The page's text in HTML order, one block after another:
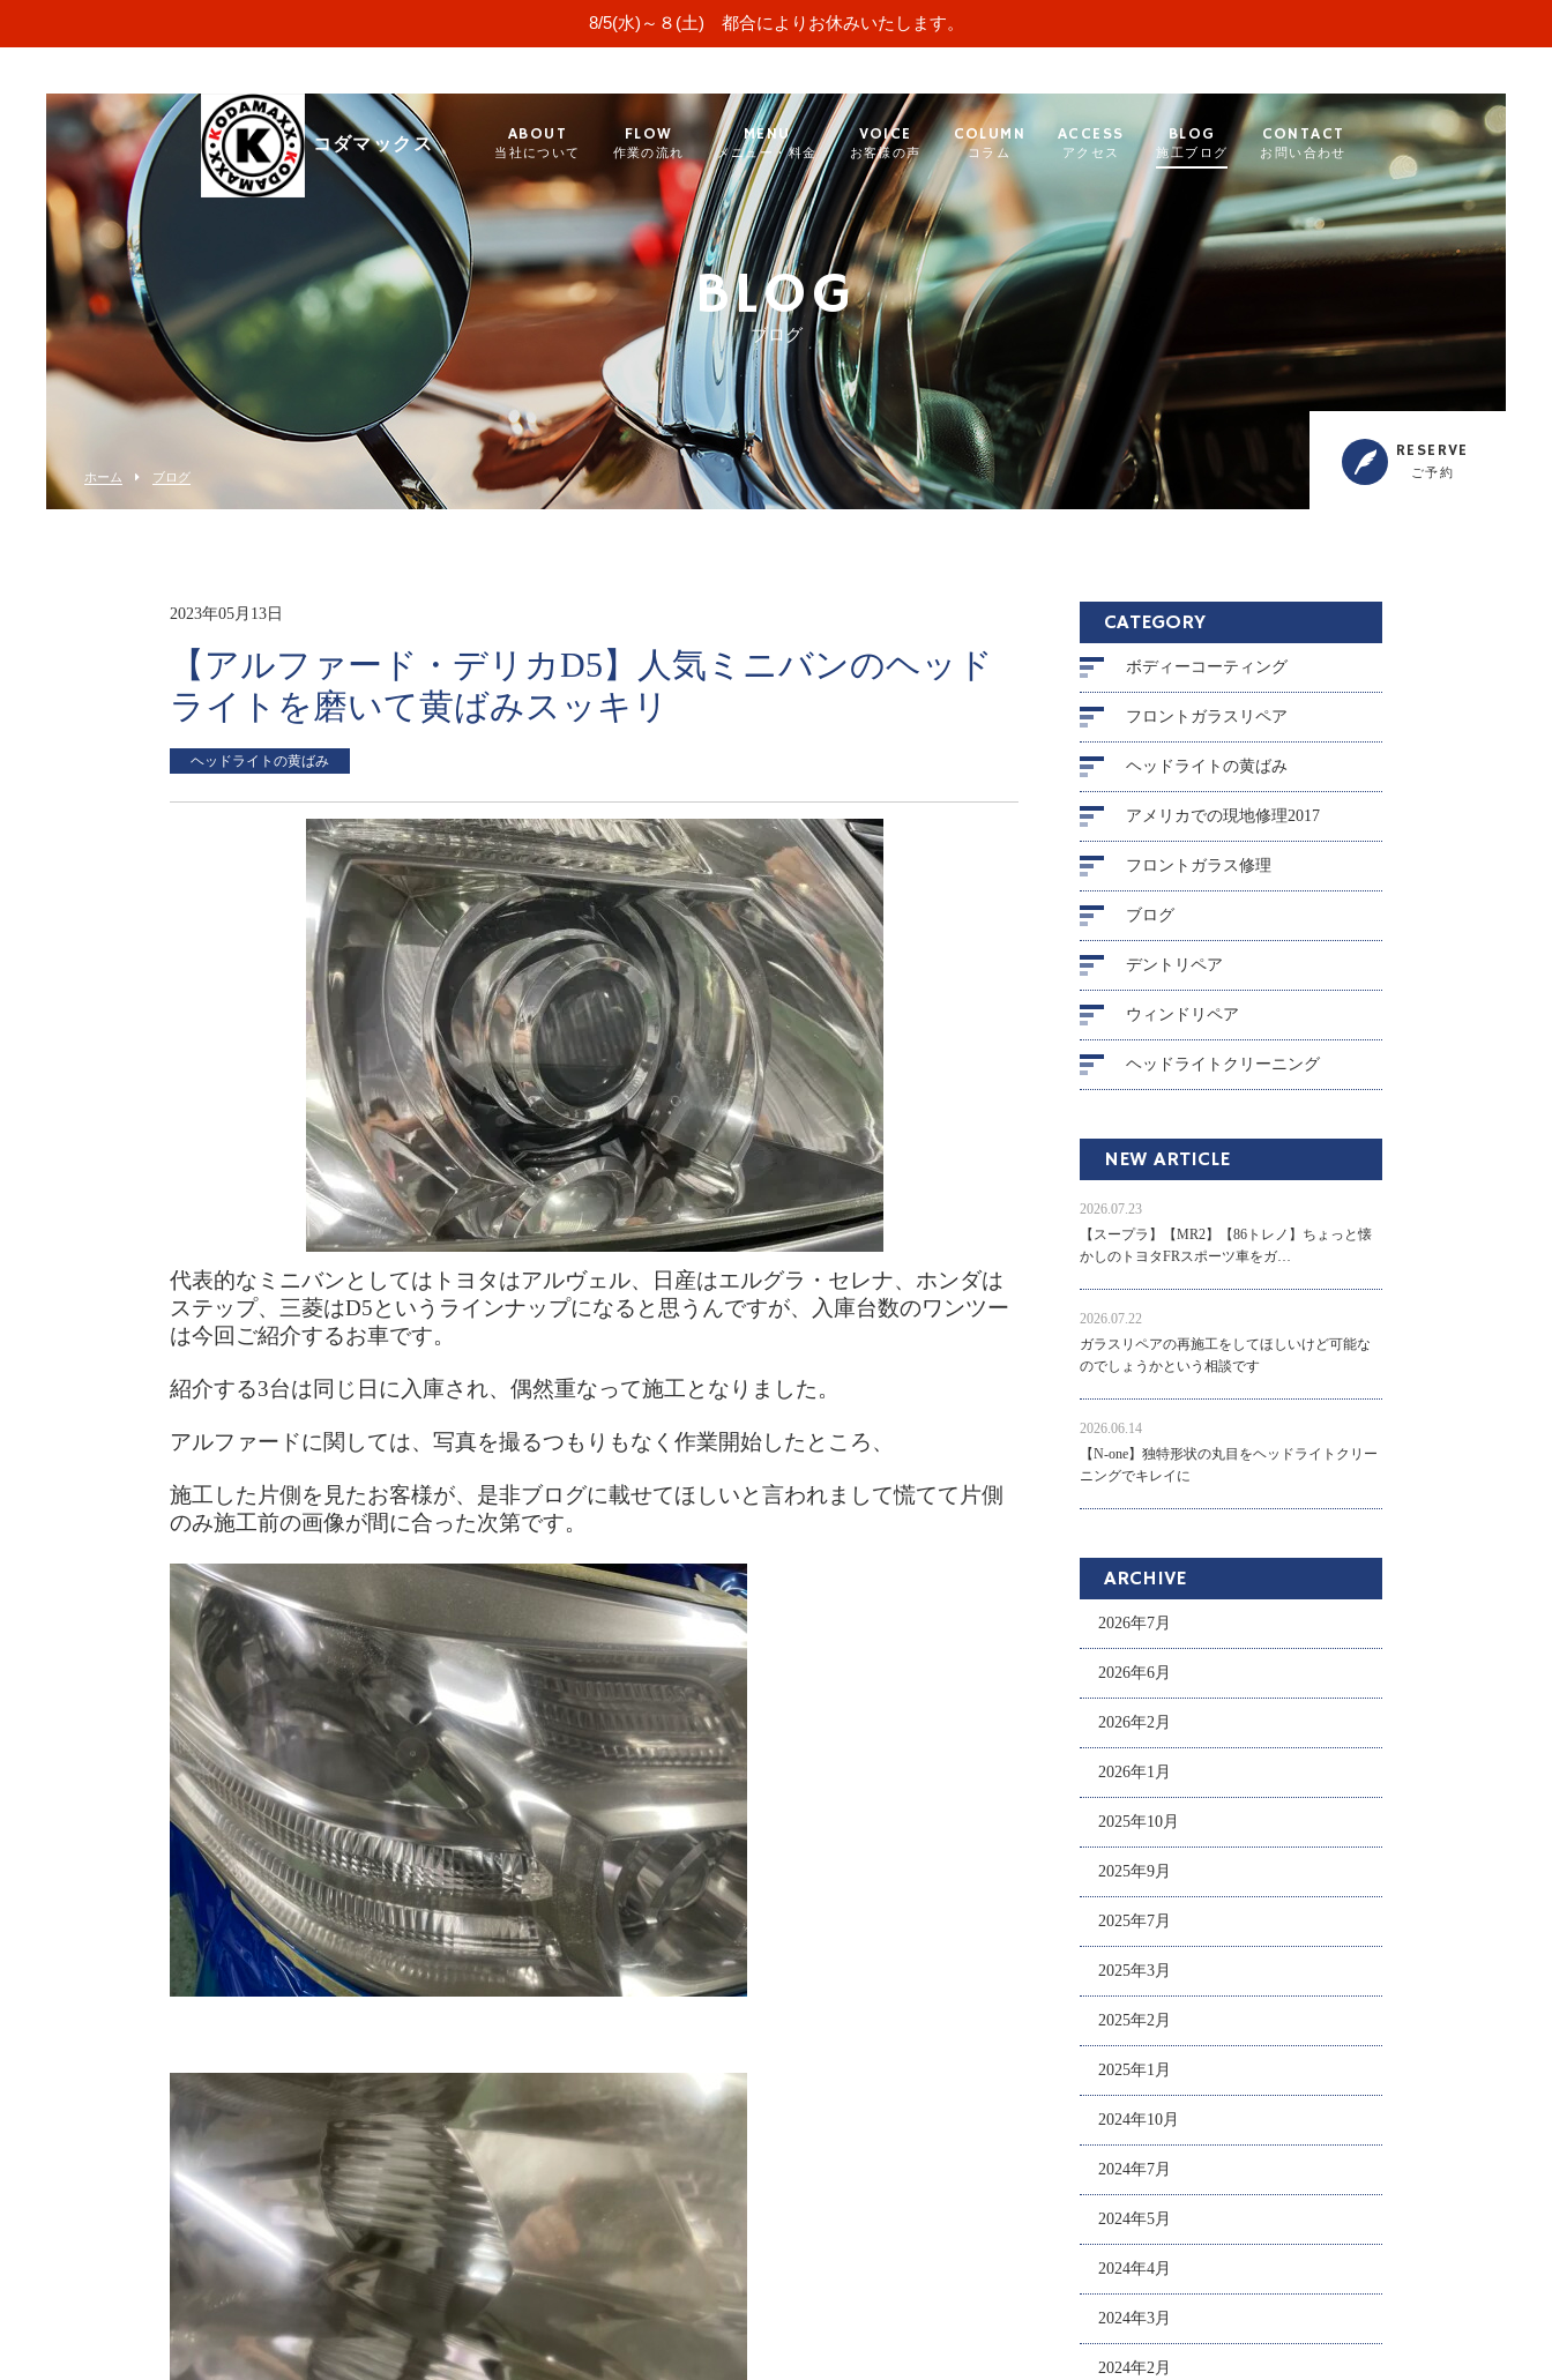
8/5(水)～８(土) 都合によりお休みいたします。
コダマックス
ABOUT
当社について
FLOW
作業の流れ
MENU
メニュー・料金
VOICE
お客様の声
COLUMN
コラム
ACCESS
アクセス
BLOG
施工ブログ
CONTACT
お問い合わせ
BLOG
ブログ
ホーム ブログ
RESERVE
ご予約
2023年05月13日
【アルファード・デリカD5】人気ミニバンのヘッド
ライトを磨いて黄ばみスッキリ
ヘッドライトの黄ばみ
代表的なミニバンとしてはトヨタはアルヴェル、日産はエルグラ・セレナ、ホンダは
ステップ、三菱はD5というラインナップになると思うんですが、入庫台数のワンツー
は今回ご紹介するお車です。
紹介する3台は同じ日に入庫され、偶然重なって施工となりました。
アルファードに関しては、写真を撮るつもりもなく作業開始したところ、
施工した片側を見たお客様が、是非ブログに載せてほしいと言われまして慌てて片側
のみ施工前の画像が間に合った次第です。
CATEGORY
ボディーコーティング
フロントガラスリペア
ヘッドライトの黄ばみ
アメリカでの現地修理2017
フロントガラス修理
ブログ
デントリペア
ウィンドリペア
ヘッドライトクリーニング
NEW ARTICLE
2026.07.23
【スープラ】【MR2】【86トレノ】ちょっと懐
かしのトヨタFRスポーツ車をガ…
2026.07.22
ガラスリペアの再施工をしてほしいけど可能な
のでしょうかという相談です
2026.06.14
【N-one】独特形状の丸目をヘッドライトクリー
ニングでキレイに
ARCHIVE
2026年7月
2026年6月
2026年2月
2026年1月
2025年10月
2025年9月
2025年7月
2025年3月
2025年2月
2025年1月
2024年10月
2024年7月
2024年5月
2024年4月
2024年3月
2024年2月